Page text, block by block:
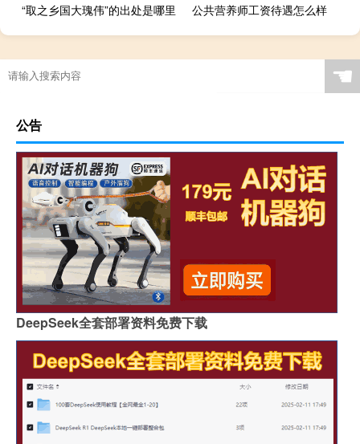
“取之乡国大瑰伟”的出处是哪里
公共营养师工资待遇怎么样
☚
公告
DeepSeek全套部署资料免费下载